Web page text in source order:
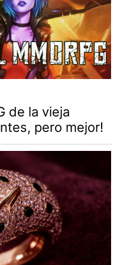
de la vieja
pero mejor!